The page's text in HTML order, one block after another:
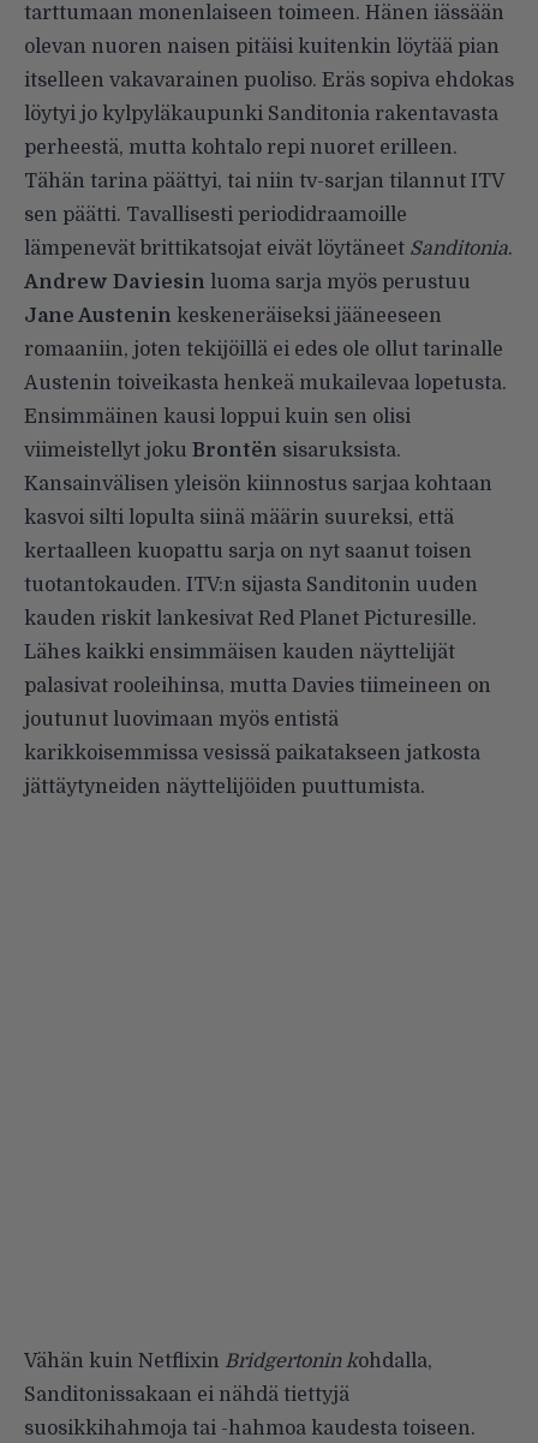
tarttumaan monenlaiseen toimeen. Hänen iässään
olevan nuoren naisen pitäisi kuitenkin löytää pian
itselleen vakavarainen puoliso. Eräs sopiva ehdokas
löytyi jo kylpyläkaupunki Sanditonia rakentavasta
perheestä, mutta kohtalo repi nuoret erilleen.
Tähän tarina päättyi, tai niin tv-sarjan tilannut ITV
sen päätti. Tavallisesti periodidraamoille
lämpenevät brittikatsojat eivät löytäneet Sanditonia.
Andrew Daviesin luoma sarja myös perustuu
Jane Austenin keskeneräiseksi jääneeseen
romaaniin, joten tekijöillä ei edes ole ollut tarinalle
Austenin toiveikasta henkeä mukailevaa lopetusta.
Ensimmäinen kausi loppui kuin sen olisi
viimeistellyt joku Brontën sisaruksista.
Kansainvälisen yleisön kiinnostus sarjaa kohtaan
kasvoi silti lopulta siinä määrin suureksi, että
kertaalleen kuopattu sarja on nyt saanut toisen
tuotantokauden. ITV:n sijasta Sanditonin uuden
kauden riskit lankesivat Red Planet Picturesille.
Lähes kaikki ensimmäisen kauden näyttelijät
palasivat rooleihinsa, mutta Davies tiimeineen on
joutunut luovimaan myös entistä
karikkoisemmissa vesissä paikatakseen jatkosta
jättäytyneiden näyttelijöiden puuttumista.
Vähän kuin Netflixin Bridgertonin kohdalla,
Sanditonissakaan ei nähdä tiettyjä
suosikkihahmoja tai -hahmoa kaudesta toiseen.